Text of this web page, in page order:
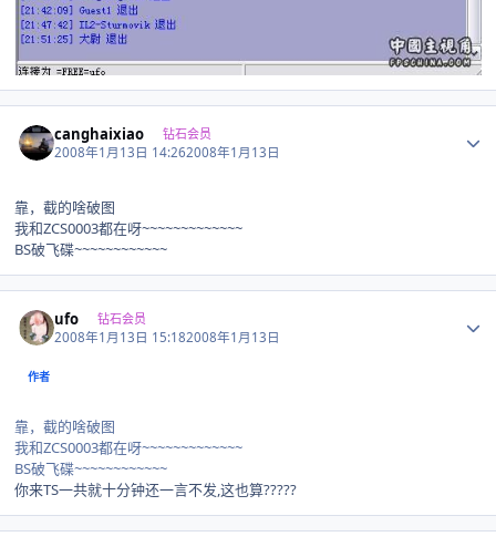
canghaixiao 钻石会员
2008年1月13日 14:262008年1月13日
靠，截的啥破图
我和ZCS0003都在呀~~~~~~~~~~~~~
BS破飞碟~~~~~~~~~~~~
ufo 钻石会员
2008年1月13日 15:182008年1月13日
作者
靠，截的啥破图
我和ZCS0003都在呀~~~~~~~~~~~~~
BS破飞碟~~~~~~~~~~~~
你来TS一共就十分钟还一言不发,这也算?????